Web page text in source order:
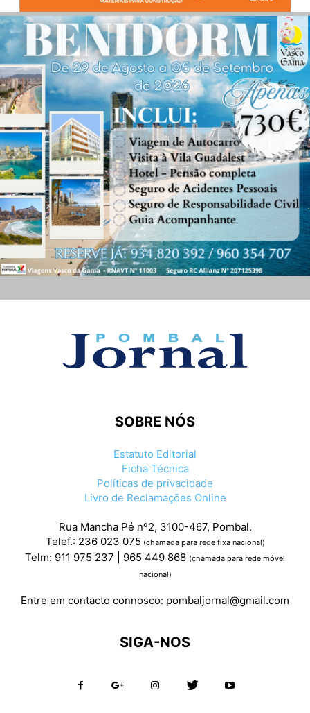
SOBRE NÓS
Estatuto Editorial
Ficha Técnica
Políticas de privacidade
Livro de Reclamações Online
Rua Mancha Pé nº2, 3100-467, Pombal.
Telef.: 236 023 075 (chamada para rede fixa nacional)
Telm: 911 975 237 | 965 449 868 (chamada para rede móvel
nacional)
Entre em contacto connosco: pombaljornal@gmail.com
SIGA-NOS